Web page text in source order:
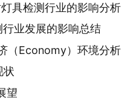
具检测行业的影响分析
业发展的影响总结
（Economy）环境分析
状
望